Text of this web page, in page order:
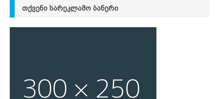
ᲗᲥᲕᲔᲜᲘ ᲡᲐᲠᲔᲙᲚᲐᲛᲝ ᲑᲐᲜᲔᲠᲘ